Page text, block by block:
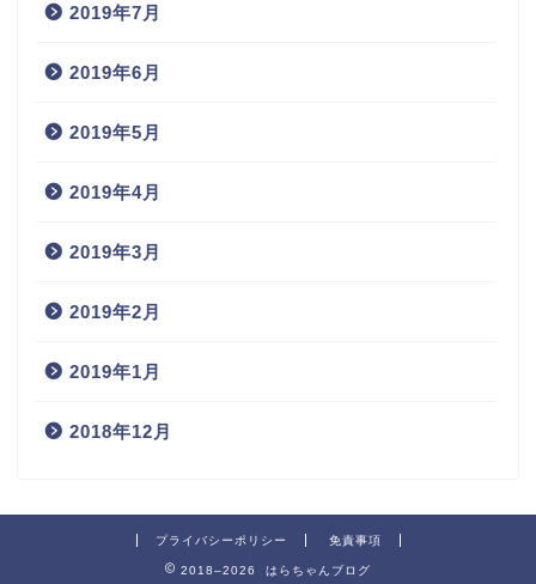
2019年7月
2019年6月
2019年5月
2019年4月
2019年3月
2019年2月
2019年1月
2018年12月
プライバシーポリシー 免責事項
2018–2026 はらちゃんブログ